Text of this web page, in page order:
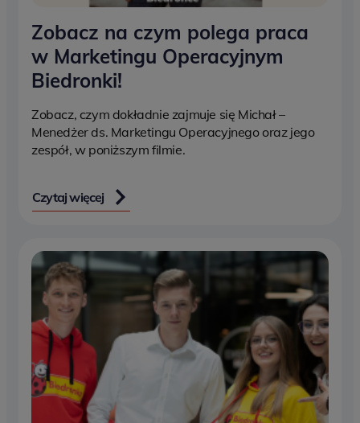
Zobacz na czym polega praca
w Marketingu Operacyjnym
Biedronki!
Zobacz, czym dokładnie zajmuje się Michał –
Menedżer ds. Marketingu Operacyjnego oraz jego
zespół, w poniższym filmie.
Czytaj więcej